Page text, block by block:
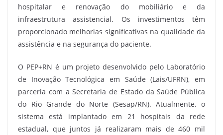
hospitalar e renovação do mobiliário e da
infraestrutura assistencial. Os investimentos têm
proporcionado melhorias significativas na qualidade da
assistência e na segurança do paciente.
O PEP+RN é um projeto desenvolvido pelo Laboratório
de Inovação Tecnológica em Saúde (Lais/UFRN), em
parceria com a Secretaria de Estado da Saúde Pública
do Rio Grande do Norte (Sesap/RN). Atualmente, o
sistema está implantado em 21 hospitais da rede
estadual, que juntos já realizaram mais de 460 mil